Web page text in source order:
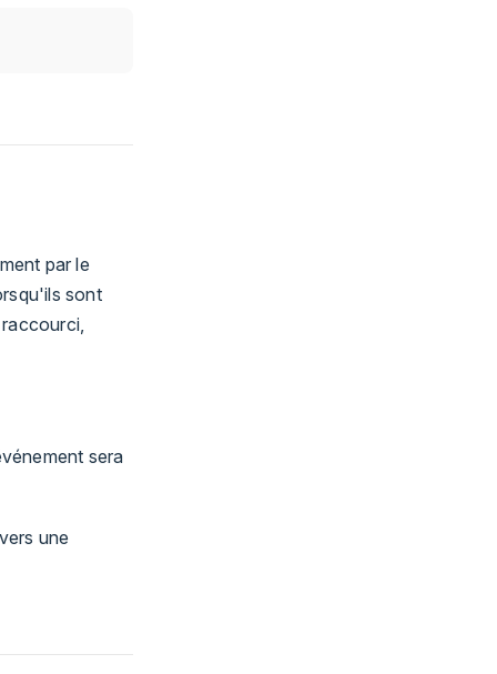
par le
sont
sera
une